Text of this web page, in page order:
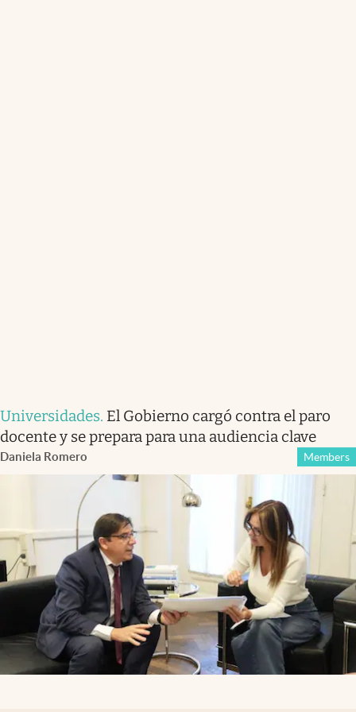
Universidades. El Gobierno cargó contra el paro
docente y se prepara para una audiencia clave
Daniela Romero Members